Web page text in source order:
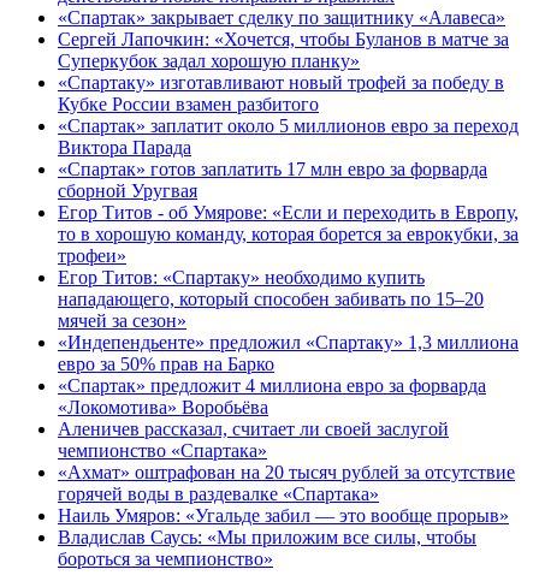
«Спартак» закрывает сделку по защитнику «Алавеса»
Сергей Лапочкин: «Хочется, чтобы Буланов в матче за
Суперкубок задал хорошую планку»
«Спартаку» изготавливают новый трофей за победу в
Кубке России взамен разбитого
«Спартак» заплатит около 5 миллионов евро за переход
Виктора Парада
«Спартак» готов заплатить 17 млн евро за форварда
сборной Уругвая
Егор Титов - об Умярове: «Если и переходить в Европу,
то в хорошую команду, которая борется за еврокубки, за
трофеи»
Егор Титов: «Спартаку» необходимо купить
нападающего, который способен забивать по 15–20
мячей за сезон»
«Индепендьенте» предложил «Спартаку» 1,3 миллиона
евро за 50% прав на Барко
«Спартак» предложит 4 миллиона евро за форварда
«Локомотива» Воробьёва
Аленичев рассказал, считает ли своей заслугой
чемпионство «Спартака»
«Ахмат» оштрафован на 20 тысяч рублей за отсутствие
горячей воды в раздевалке «Спартака»
Наиль Умяров: «Угальде забил — это вообще прорыв»
Владислав Саусь: «Мы приложим все силы, чтобы
бороться за чемпионство»